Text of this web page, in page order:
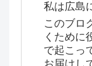
私は広島
このブロ
くために
で起こっ
お届けし